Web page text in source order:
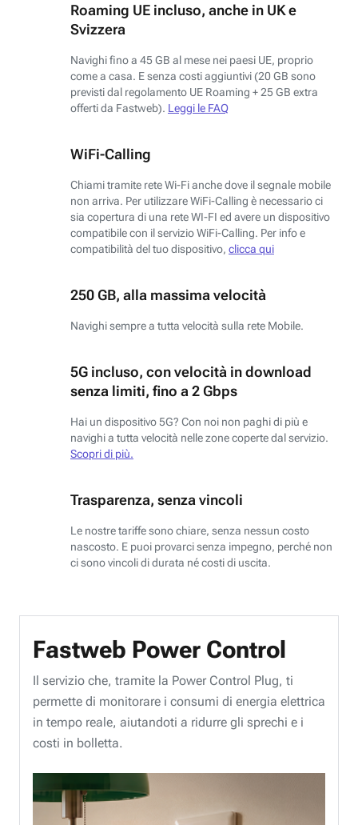
Roaming UE incluso, anche in UK e
Svizzera
Navighi fino a 45 GB al mese nei paesi UE, proprio
come a casa. E senza costi aggiuntivi (20 GB sono
previsti dal regolamento UE Roaming + 25 GB extra
offerti da Fastweb). Leggi le FAQ
WiFi-Calling
Chiami tramite rete Wi-Fi anche dove il segnale mobile
non arriva. Per utilizzare WiFi-Calling è necessario ci
sia copertura di una rete WI-FI ed avere un dispositivo
compatibile con il servizio WiFi-Calling. Per info e
compatibilità del tuo dispositivo, clicca qui
250 GB, alla massima velocità
Navighi sempre a tutta velocità sulla rete Mobile.
5G incluso, con velocità in download
senza limiti, fino a 2 Gbps
Hai un dispositivo 5G? Con noi non paghi di più e
navighi a tutta velocità nelle zone coperte dal servizio.
Scopri di più.
Trasparenza, senza vincoli
Le nostre tariffe sono chiare, senza nessun costo
nascosto. E puoi provarci senza impegno, perché non
ci sono vincoli di durata né costi di uscita.
Fastweb Power Control
Il servizio che, tramite la Power Control Plug, ti
permette di monitorare i consumi di energia elettrica
in tempo reale, aiutandoti a ridurre gli sprechi e i
costi in bolletta.